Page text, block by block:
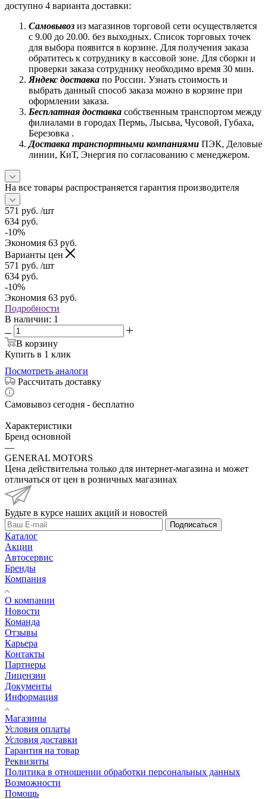
доступно 4 варианта доставки:
Самовывоз из магазинов торговой сети осуществляется
с 9.00 до 20.00. без выходных. Список торговых точек
для выбора появится в корзине. Для получения заказа
обратитесь к сотруднику в кассовой зоне. Для сборки и
проверки заказа сотруднику необходимо время 30 мин.
Яндекс доставка по России. Узнать стоимость и
выбрать данный способ заказа можно в корзине при
оформлении заказа.
Бесплатная доставка собственным транспортом между
филиалами в городах Пермь, Лысьва, Чусовой, Губаха,
Березовка .
Доставка транспортными компаниями ПЭК, Деловые
линии, КиТ, Энергия по согласованию с менеджером.
На все товары распространяется гарантия производителя
571 руб. /шт
634 руб.
-10%
Экономия 63 руб.
Варианты цен
571 руб. /шт
634 руб.
-10%
Экономия 63 руб.
Подробности
В наличии: 1
В корзину
Купить в 1 клик
Посмотреть аналоги
Рассчитать доставку
Самовывоз сегодня - бесплатно
Характеристики
Бренд основной
—
GENERAL MOTORS
Цена действительна только для интернет-магазина и может
отличаться от цен в розничных магазинах
Будьте в курсе наших акций и новостей
Подписаться
Каталог
Акции
Автосервис
Бренды
Компания
О компании
Новости
Команда
Отзывы
Карьера
Контакты
Партнеры
Лицензии
Документы
Информация
Магазины
Условия оплаты
Условия доставки
Гарантия на товар
Реквизиты
Политика в отношении обработки персональных данных
Возможности
Помощь